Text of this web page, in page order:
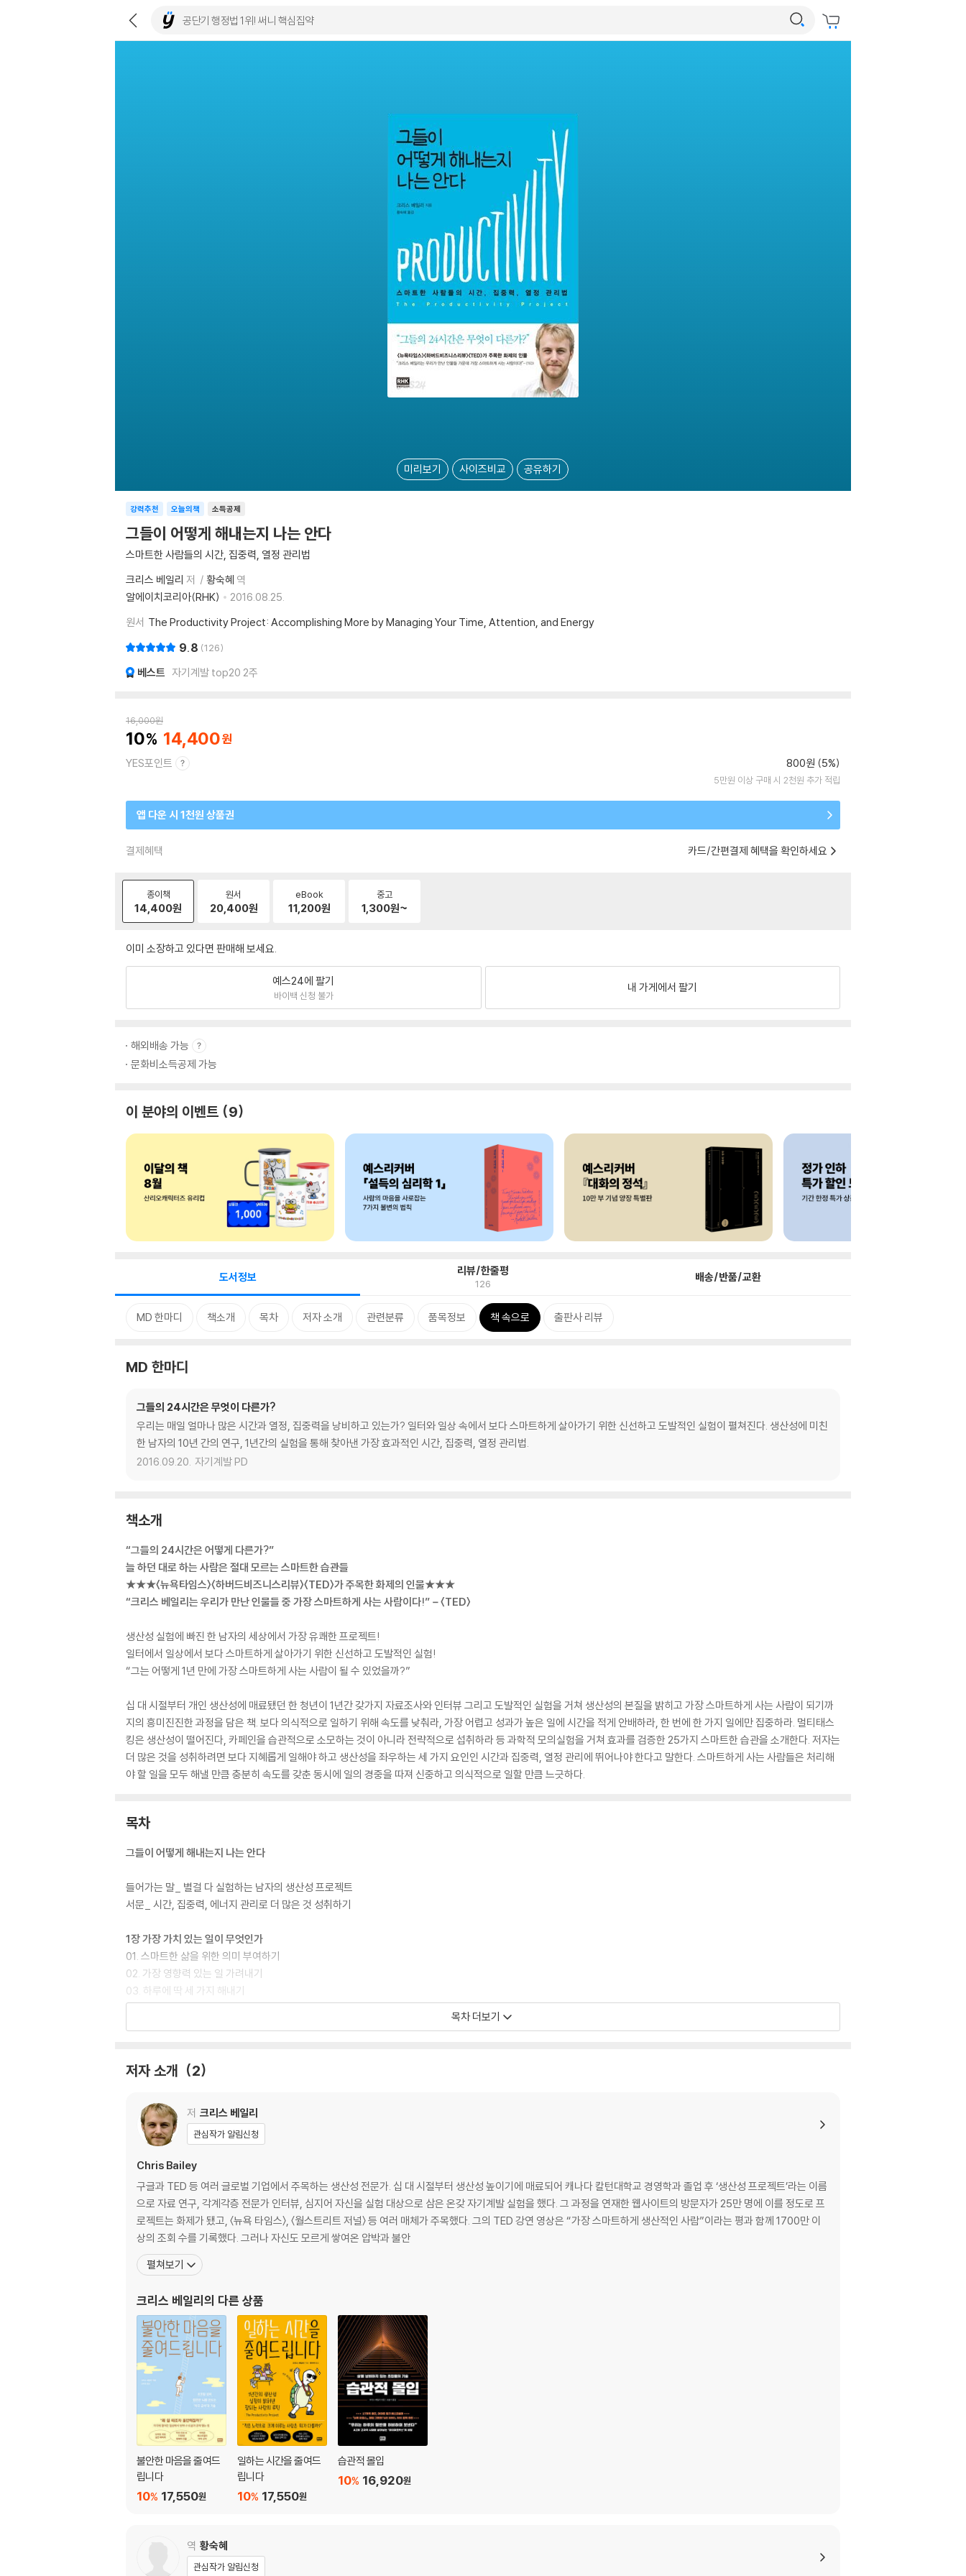
미리보기 사이즈비교 공유하기
소득공제
강력추천 오늘의책
그들이 어떻게 해내는지 나는 안다
스마트한 사람들의 시간, 집중력, 열정 관리법
크리스 베일리 저 황숙혜 역
알에이치코리아(RHK)
2016.08.25.
원서 The Productivity Project: Accomplishing More by Managing Your Time, Attention, and Energy
9.8 126
베스트 자기계발 top20 2주
16,000원
10 14,400
YES포인트 800원 (5%)
5만원 이상 구매 시 2천원 추가 적립
앱 다운 시 1천원 상품권
결제혜택 카드/간편결제 혜택을 확인하세요
종이책
14,400원
원서
20,400원
eBook
11,200원
중고
1,300원~
이미 소장하고 있다면 판매해 보세요.
예스24에 팔기
바이백 신청 불가
내 가게에서 팔기
해외배송 가능
문화비소득공제 가능
이 분야의 이벤트 9
도서정보 리뷰/한줄평
126 배송/반품/교환
MD 한마디 책소개 목차 저자 소개 관련분류 품목정보 책 속으로 출판사 리뷰
MD 한마디
그들의 24시간은 무엇이 다른가?
우리는 매일 얼마나 많은 시간과 열정, 집중력을 낭비하고 있는가? 일터와 일상 속에서 보다 스마트하게 살아가기 위한 신선하고 도발적인 실험이 펼쳐진다. 생산성에 미친
한 남자의 10년 간의 연구, 1년간의 실험을 통해 찾아낸 가장 효과적인 시간, 집중력, 열정 관리법.
2016.09.20. 자기계발 PD
책소개
“그들의 24시간은 어떻게 다른가?”
늘 하던 대로 하는 사람은 절대 모르는 스마트한 습관들
★★★〈뉴욕타임스〉〈하버드비즈니스리뷰〉〈TED〉가 주목한 화제의 인물★★★
“크리스 베일리는 우리가 만난 인물들 중 가장 스마트하게 사는 사람이다!”－〈TED〉
생산성 실험에 빠진 한 남자의 세상에서 가장 유쾌한 프로젝트!
일터에서 일상에서 보다 스마트하게 살아가기 위한 신선하고 도발적인 실험!
“그는 어떻게 1년 만에 가장 스마트하게 사는 사람이 될 수 있었을까?”
십 대 시절부터 개인 생산성에 매료됐던 한 청년이 1년간 갖가지 자료조사와 인터뷰 그리고 도발적인 실험을 거쳐 생산성의 본질을 밝히고 가장 스마트하게 사는 사람이 되기까
지의 흥미진진한 과정을 담은 책. 보다 의식적으로 일하기 위해 속도를 낮춰라, 가장 어렵고 성과가 높은 일에 시간을 적게 안배하라, 한 번에 한 가지 일에만 집중하라. 멀티태스
킹은 생산성이 떨어진다, 카페인을 습관적으로 소모하는 것이 아니라 전략적으로 섭취하라 등 과학적 모의실험을 거쳐 효과를 검증한 25가지 스마트한 습관을 소개한다. 저자는
더 많은 것을 성취하려면 보다 지혜롭게 일해야 하고 생산성을 좌우하는 세 가지 요인인 시간과 집중력, 열정 관리에 뛰어나야 한다고 말한다. 스마트하게 사는 사람들은 처리해
야 할 일을 모두 해낼 만큼 충분히 속도를 갖춘 동시에 일의 경중을 따져 신중하고 의식적으로 일할 만큼 느긋하다.
목차
그들이 어떻게 해내는지 나는 안다
들어가는 말_ 별걸 다 실험하는 남자의 생산성 프로젝트
서문_ 시간, 집중력, 에너지 관리로 더 많은 것 성취하기
1장 가장 가치 있는 일이 무엇인가
01. 스마트한 삶을 위한 의미 부여하기
02. 가장 영향력 있는 일 가려내기
03. 하루에 딱 세 가지 해내기
04. 생물학적 황금 시간대 파악하기
06. 미래의 자신에게 편지 쓰기
3장 오래 일하지 마라
08. ‘나인 투 파이브’에서 벗어나기
09. 주 20시간 일하고 행복하게 살기
10. 메이커 스케줄인가, 매니저 스케줄인가
11. 허드렛일 한꺼번에 해치우기
4장 사유의 공간 비우기
13. 보조 업무에 집중하는 빈도 낮추기
5장 마음의 고요 찾기
15. 할 일 목록 만들기와 머릿속 비우기
16. 일상에서 한발 물러나 관찰하기
17. 생각이 방랑하는 시간 갖기
6장 주의력 근육 단련하기
18. 속도를 늦추고 의식적으로 일하기
19. 디지털 단식하기
20. 한 번에 한 가지만 하기
21. 마음챙김과 명상을 일상화하기
23. 에너지를 위해 마시기
24. 운동으로 뇌 기능 키우기
목차 더보기
저자 소개 2
저 크리스 베일리
관심작가 알림신청
Chris Bailey
구글과 TED 등 여러 글로벌 기업에서 주목하는 생산성 전문가. 십 대 시절부터 생산성 높이기에 매료되어 캐나다 칼턴대학교 경영학과 졸업 후 ‘생산성 프로젝트’라는 이름
으로 자료 연구, 각계각층 전문가 인터뷰, 심지어 자신을 실험 대상으로 삼은 온갖 자기계발 실험을 했다. 그 과정을 연재한 웹사이트의 방문자가 25만 명에 이를 정도로 프
로젝트는 화제가 됐고, 〈뉴욕 타임스〉, 〈월스트리트 저널〉 등 여러 매체가 주목했다. 그의 TED 강연 영상은 “가장 스마트하게 생산적인 사람”이라는 평과 함께 1700만 이
상의 조회 수를 기록했다. 그러나 자신도 모르게 쌓여온 압박과 불안
펼쳐보기
크리스 베일리 의 다른 상품
불안한 마음을 줄여드
립니다
17,550원
10%
일하는 시간을 줄여드
립니다
17,550원
10%
습관적 몰입
16,920원
10%
역 황숙혜
관심작가 알림신청